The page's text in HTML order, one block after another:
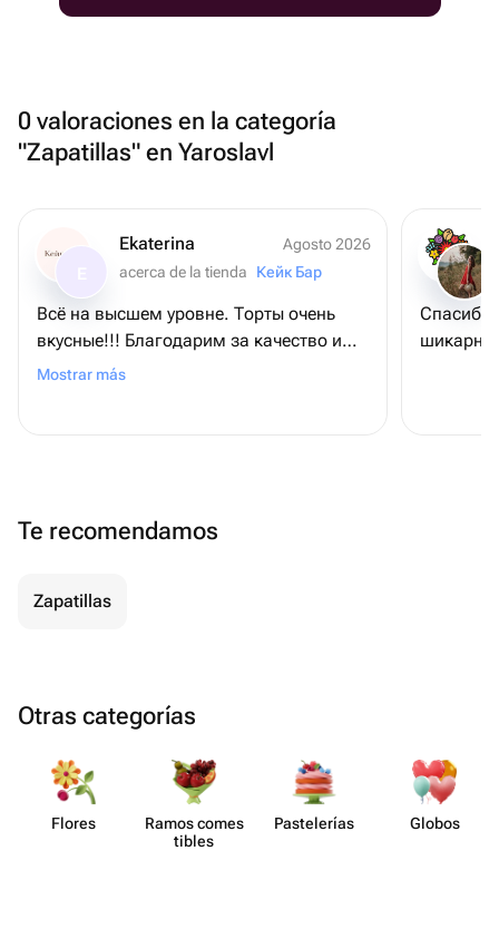
0 valoraciones en la categoría
"Zapatillas" en Yaroslavl
Ekaterina
Agosto 2026
acerca de la tienda
Кейк Бар
Всё на высшем уровне. Торты очень
вкусные!!! Благодарим за качество и
доставку!!!
Mostrar más
Спасибо
Te recomendamos
Zapatillas
Otras categorías
Flores
Ramos comes​
tibles
Paste​lerías Globos